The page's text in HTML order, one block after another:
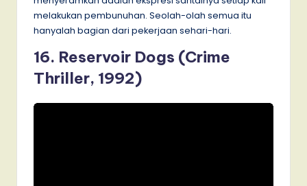
melakukan pembunuhan. Seolah-olah semua itu
hanyalah bagian dari pekerjaan sehari-hari.
16. Reservoir Dogs (Crime
Thriller, 1992)